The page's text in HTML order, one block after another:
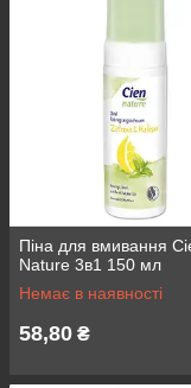
Піна для вмивання
Nature 3в1 150 мл
Немає в наявності
58,80 ₴